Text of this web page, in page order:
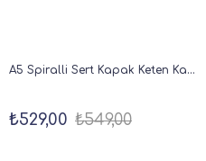
A5 Spiralli Sert Kapak Keten Kareli Tarihsiz Not Defteri Pembe
₺529,00 ₺549,00